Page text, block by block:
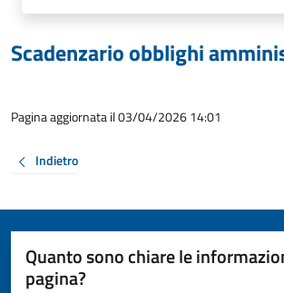
Scadenzario obblighi
Pagina aggiornata il 03/04/2026 14:01
Indietro
Quanto sono chiare le
pagina?